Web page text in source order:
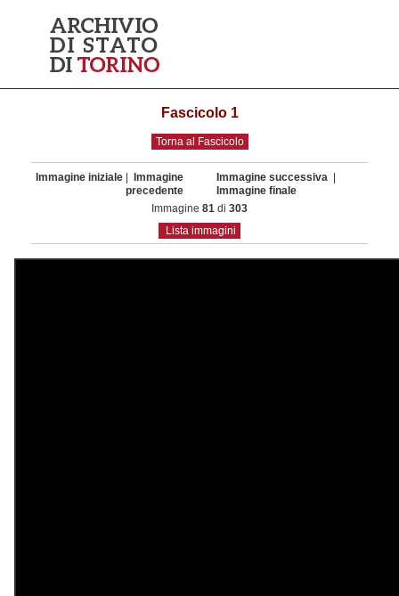
Fascicolo 1
Torna al Fascicolo
Immagine iniziale
Immagine
precedente
Immagine successiva
Immagine finale
Immagine 81 di 303
Lista immagini